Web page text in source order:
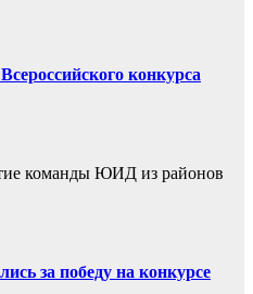
конкурса
команды ЮИД из районов
за победу на конкурсе